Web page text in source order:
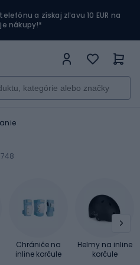
a získaj zľavu 10 EUR na
nákupy!*
748
Chrániče na
inline korčule
Helmy na inline
korčule